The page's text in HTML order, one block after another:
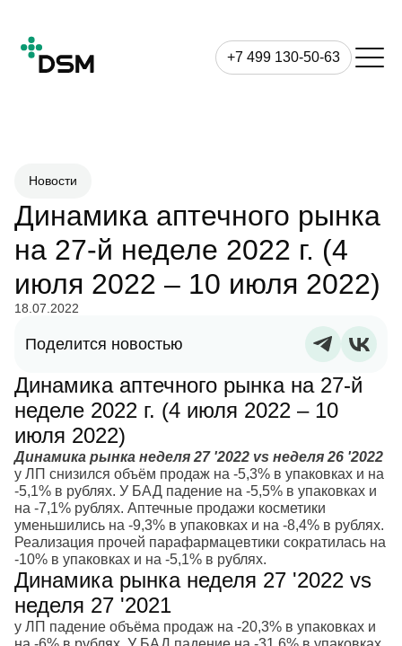
+7 499 130-50-63
Новости
Динамика аптечного рынка
на 27-й неделе 2022 г. (4
июля 2022 – 10 июля 2022)
18.07.2022
Поделится новостью
Динамика аптечного рынка на 27-й
неделе 2022 г. (4 июля 2022 – 10
июля 2022)
Динамика рынка неделя 27 '2022 vs неделя 26 '2022
у ЛП снизился объём продаж на -5,3% в упаковках и на
-5,1% в рублях. У БАД падение на -5,5% в упаковках и
на -7,1% рублях. Аптечные продажи косметики
уменьшились на -9,3% в упаковках и на -8,4% в рублях.
Реализация прочей парафармацевтики сократилась на
-10% в упаковках и на -5,1% в рублях.
Динамика рынка неделя 27 '2022 vs
неделя 27 '2021
у ЛП падение объёма продаж на -20,3% в упаковках и